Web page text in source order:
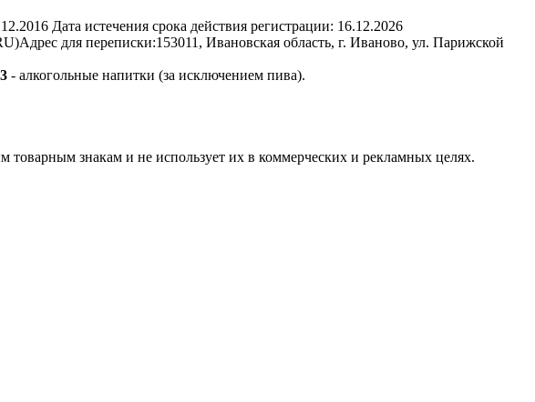
Дата истечения срока действия регистрации: 16.12.2026
Адрес для переписки:153011, Ивановская область, г. Иваново, ул. Парижской
- алкогольные напитки (за исключением пива).
знакам и не использует их в коммерческих и рекламных целях.